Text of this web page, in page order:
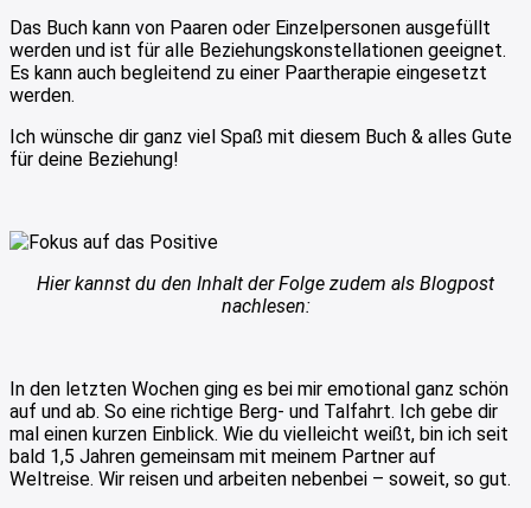
Das Buch kann von Paaren oder Einzelpersonen ausgefüllt
werden und ist für alle Beziehungskonstellationen geeignet.
Es kann auch begleitend zu einer Paartherapie eingesetzt
werden.
Ich wünsche dir ganz viel Spaß mit diesem Buch & alles Gute
für deine Beziehung!
Hier kannst du den Inhalt der Folge zudem als Blogpost
nachlesen:
In den letzten Wochen ging es bei mir emotional ganz schön
auf und ab. So eine richtige Berg- und Talfahrt. Ich gebe dir
mal einen kurzen Einblick. Wie du vielleicht weißt, bin ich seit
bald 1,5 Jahren gemeinsam mit meinem Partner auf
Weltreise. Wir reisen und arbeiten nebenbei – soweit, so gut.